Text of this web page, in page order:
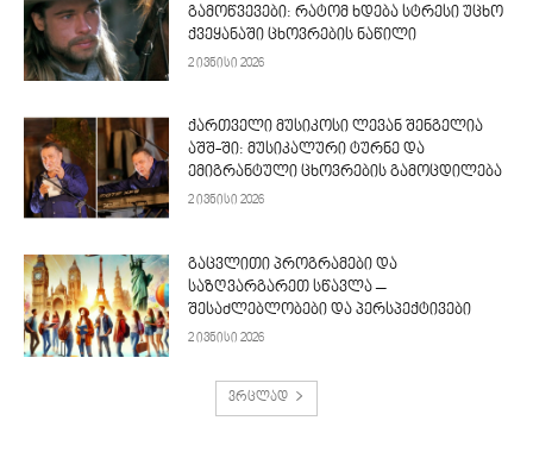
გამოწვევები: რატომ ხდება სტრესი უცხო
ქვეყანაში ცხოვრების ნაწილი
2 ივნისი 2026
ქართველი მუსიკოსი ლევან შენგელია
აშშ-ში: მუსიკალური ტურნე და
ემიგრანტული ცხოვრების გამოცდილება
2 ივნისი 2026
გაცვლითი პროგრამები და
საზღვარგარეთ სწავლა –
შესაძლებლობები და პერსპექტივები
2 ივნისი 2026
ვრცლად